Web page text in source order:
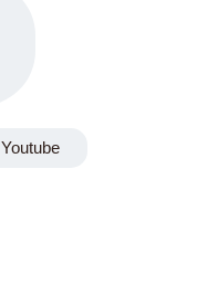
Youtube